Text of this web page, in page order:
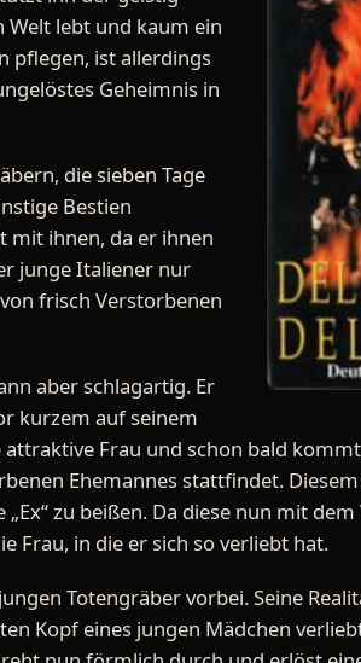
Welt lebt und kaum ein
pflegen, ist allerdings
Geheimnis in
die sieben Tage
Bestien
mit ihnen, da er ihnen
junge Italiener nur
frisch Verstorbenen
aber schlagartig. Er
kurzem auf seinem
Frau und schon bald
Ehemannes stattfindet.
zu beißen. Da diese nun mit
Frau, in die er sich so verliebt hat.
Totengräber vorbei. Seine
Kopf eines jungen Mädchen